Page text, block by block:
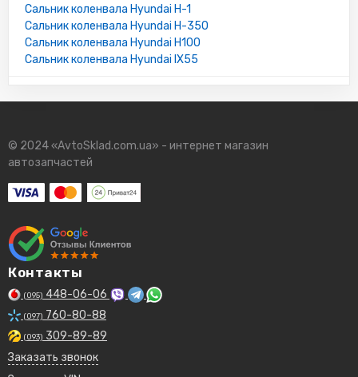
Сальник коленвала Hyundai H-1
Сальник коленвала Hyundai H-350
Сальник коленвала Hyundai H100
Сальник коленвала Hyundai IX55
© 2024 «AvtoSklad.com.ua» - интернет магазин
автозапчастей
Контакты
(095) 448-06-06
(097) 760-80-88
(093) 309-89-89
Заказать звонок